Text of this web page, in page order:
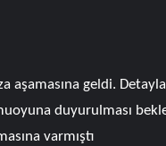
aşamasına geldi.
duyurulması
varmıştı